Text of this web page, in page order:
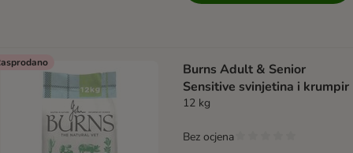
Burns Adult & Senior
Sensitive svinjetina i krumpir
12 kg
Bez ocjena